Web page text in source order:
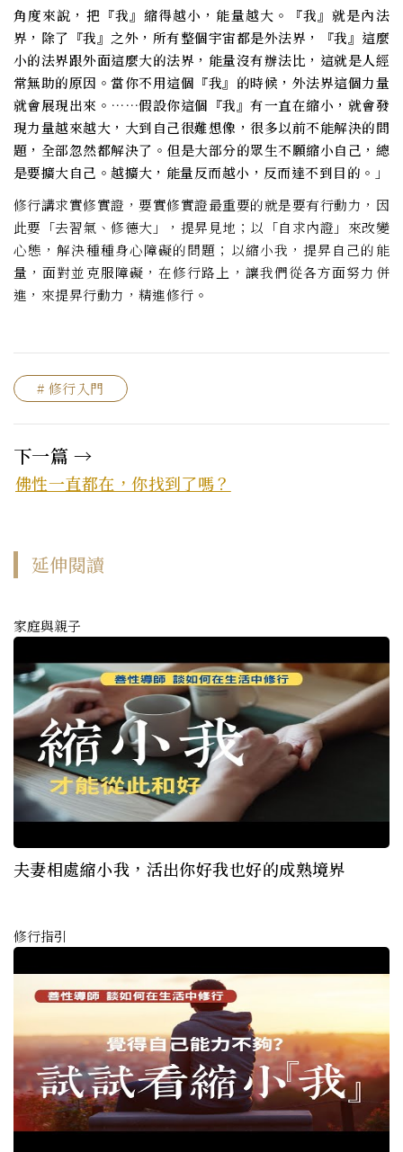
角度來說，把『我』縮得越小，能量越大。『我』就是內法
界，除了『我』之外，所有整個宇宙都是外法界，『我』這麼
小的法界跟外面這麼大的法界，能量沒有辦法比，這就是人經
常無助的原因。當你不用這個『我』的時候，外法界這個力量
就會展現出來。……假設你這個『我』有一直在縮小，就會發
現力量越來越大，大到自己很難想像，很多以前不能解決的問
題，全部忽然都解決了。但是大部分的眾生不願縮小自己，總
是要擴大自己。越擴大，能量反而越小，反而達不到目的。」
修行講求實修實證，要實修實證最重要的就是要有行動力，因
此要「去習氣、修德大」，提昇見地；以「自求內證」來改變
心態，解決種種身心障礙的問題；以縮小我，提昇自己的能
量，面對並克服障礙，在修行路上，讓我們從各方面努力併
進，來提昇行動力，精進修行。
# 修行入門
下一篇 →
佛性一直都在，你找到了嗎？
延伸閱讀
家庭與親子
夫妻相處縮小我，活出你好我也好的成熟境界
修行指引